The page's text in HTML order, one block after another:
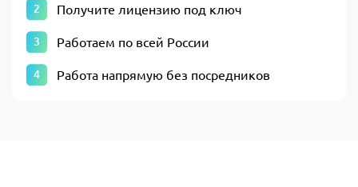
Получите лицензию под ключ
Работаем по всей России
Работа напрямую без посредников